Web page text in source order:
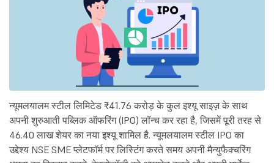
न्यूमलयालम स्टील लिमिटेड ₹41.76 करोड़ के कुल इश्यू साइज़ के साथ
अपनी शुरुआती पब्लिक ऑफरिंग (IPO) लॉन्च कर रहा है, जिसमें पूरी तरह से
46.40 लाख शेयर का नया इश्यू शामिल है. न्यूमलयालम स्टील IPO का
उद्देश्य NSE SME प्लेटफॉर्म पर लिस्टिंग करते समय अपनी मैन्युफैक्चरिंग